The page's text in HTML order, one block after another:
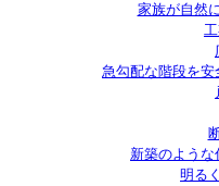
家族が自然
急勾配な階段を
新築のような
明る